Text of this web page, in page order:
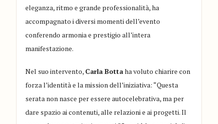
eleganza, ritmo e grande professionalità, ha
accompagnato i diversi momenti dell’evento
conferendo armonia e prestigio all’intera
manifestazione.
Nel suo intervento, Carla Bottaha voluto chiarire con
forza l’identità e la mission dell’iniziativa: “Questa
serata non nasce per essere autocelebrativa, ma per
dare spazio ai contenuti, alle relazioni e ai progetti. Il